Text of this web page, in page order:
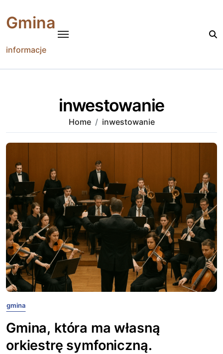
content
Gmina
informacje
inwestowanie
Home inwestowanie
gmina
Gmina, która ma własną
orkiestrę symfoniczną.